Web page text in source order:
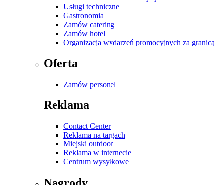
Usługi techniczne
Gastronomia
Zamów catering
Zamów hotel
Organizacja wydarzeń promocyjnych za granicą
Oferta
Zamów personel
Reklama
Contact Center
Reklama na targach
Miejski outdoor
Reklama w internecie
Centrum wysyłkowe